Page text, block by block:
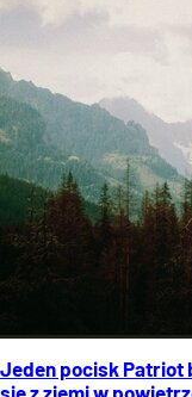
Jeden pocisk Patriot
się z ziemi w